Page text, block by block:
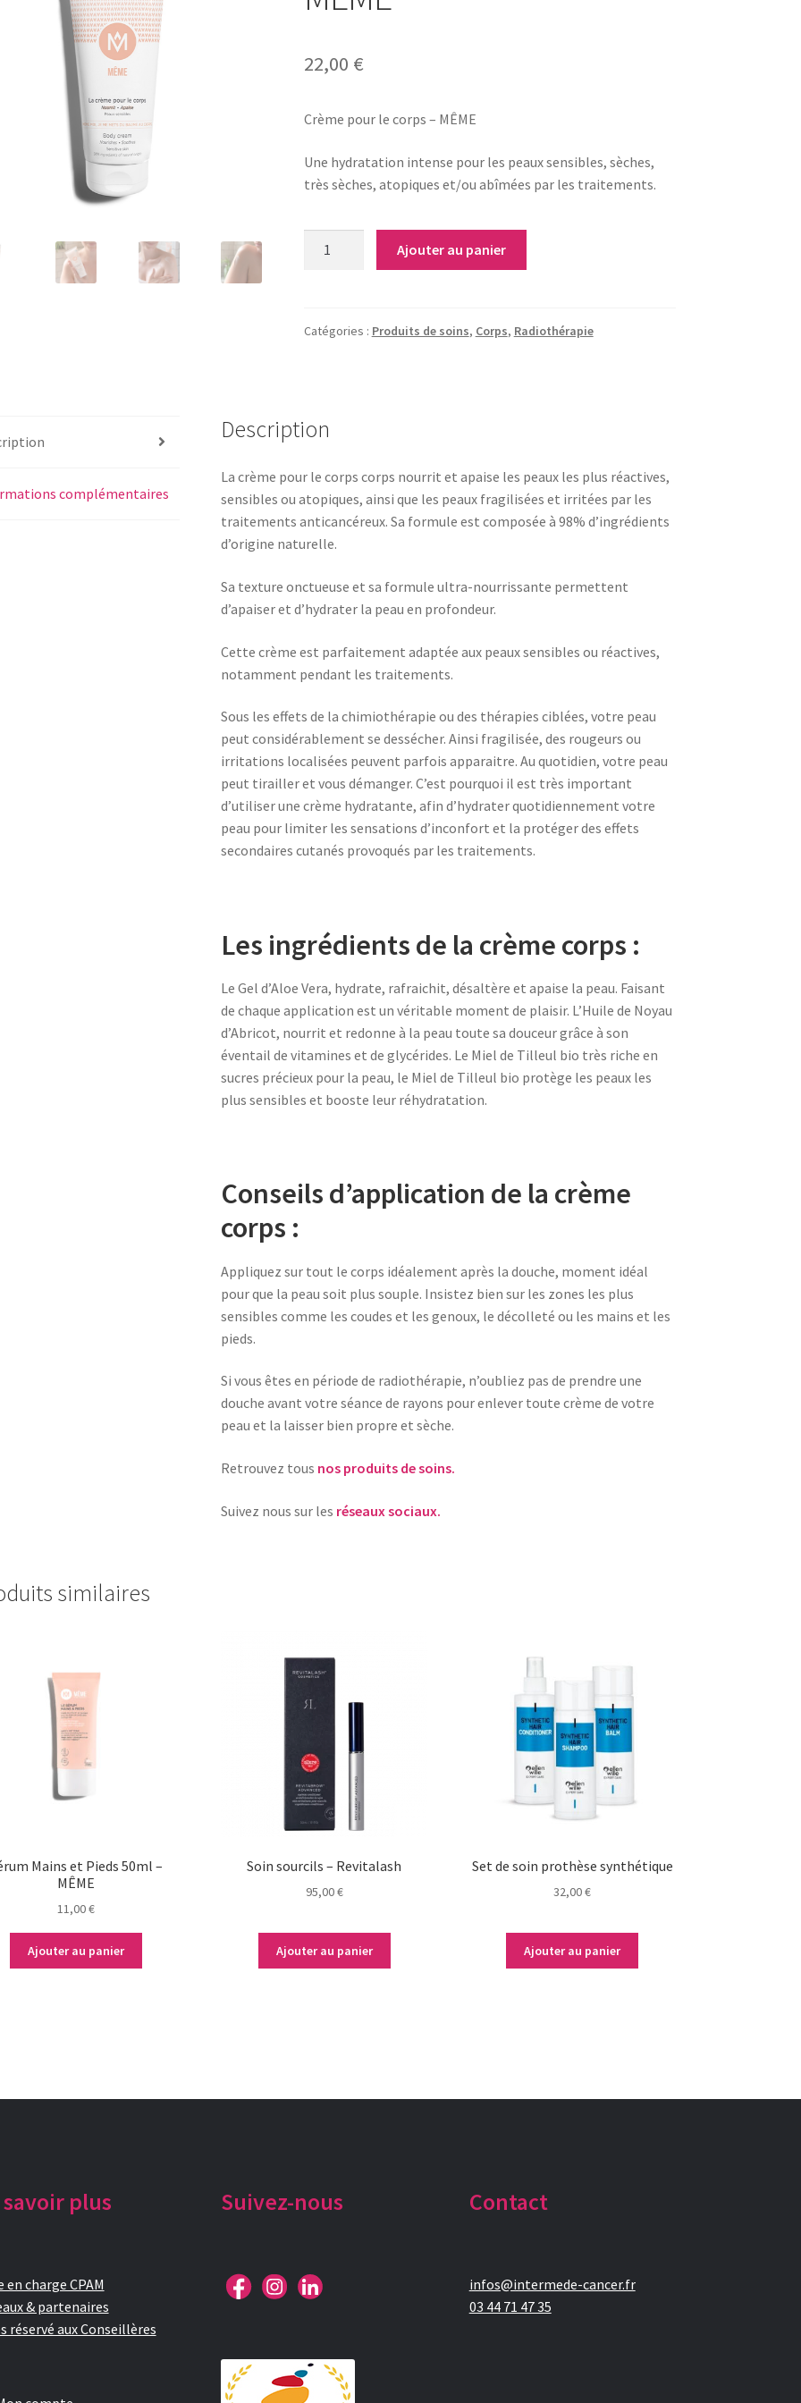
22,00 €
Crème pour le corps – MÊME
Une hydratation intense pour les peaux sensibles, sèches,
très sèches, atopiques et/ou abîmées par les traitements.
le
Ajouter au panier
Catégories : Produits de soins, Corps, Radiothérapie
complémentaires
Description
La crème pour le corps corps nourrit et apaise les peaux les plus réactives,
sensibles ou atopiques, ainsi que les peaux fragilisées et irritées par les
traitements anticancéreux. Sa formule est composée à 98% d’ingrédients
d’origine naturelle.
Sa texture onctueuse et sa formule ultra-nourrissante permettent
d’apaiser et d’hydrater la peau en profondeur.
Cette crème est parfaitement adaptée aux peaux sensibles ou réactives,
notamment pendant les traitements.
Sous les effets de la chimiothérapie ou des thérapies ciblées, votre peau
peut considérablement se dessécher. Ainsi fragilisée, des rougeurs ou
irritations localisées peuvent parfois apparaitre. Au quotidien, votre peau
peut tirailler et vous démanger. C’est pourquoi il est très important
d’utiliser une crème hydratante, afin d’hydrater quotidiennement votre
peau pour limiter les sensations d’inconfort et la protéger des effets
secondaires cutanés provoqués par les traitements.
Les ingrédients de la crème corps :
Le Gel d’Aloe Vera, hydrate, rafraichit, désaltère et apaise la peau. Faisant
de chaque application est un véritable moment de plaisir. L’Huile de Noyau
d’Abricot, nourrit et redonne à la peau toute sa douceur grâce à son
éventail de vitamines et de glycérides. Le Miel de Tilleul bio très riche en
sucres précieux pour la peau, le Miel de Tilleul bio protège les peaux les
plus sensibles et booste leur réhydratation.
Conseils d’application de la crème
corps :
Appliquez sur tout le corps idéalement après la douche, moment idéal
pour que la peau soit plus souple. Insistez bien sur les zones les plus
sensibles comme les coudes et les genoux, le décolleté ou les mains et les
pieds.
Si vous êtes en période de radiothérapie, n’oubliez pas de prendre une
douche avant votre séance de rayons pour enlever toute crème de votre
peau et la laisser bien propre et sèche.
Retrouvez tous nos produits de soins.
Suivez nous sur les réseaux sociaux.
similaires
Mains et Pieds 50ml –
MÊME
11,00€
Ajouter au panier
Soin sourcils – Revitalash
95,00€
Ajouter au panier
Set de soin prothèse synthétique
32,00€
Ajouter au panier
plus
en charge CPAM
& partenaires
réservé aux Conseillères
Suivez-nous Contact
infos@intermede-cancer.fr
03 44 71 47 35